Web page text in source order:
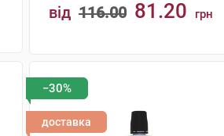
від 116.00 81.20 грн
−30%
доставка